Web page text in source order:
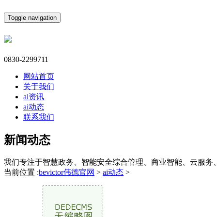
Toggle navigation
0830-2299711
网站首页
关于我们
ai资讯
ai动态
联系我们
新闻动态
我们专注于智慧政务、智能安全综合管理、商业智能、云服务
当前位置 :bevictor伟德官网 > ai动态 >